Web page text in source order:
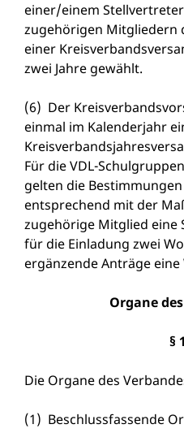
einer/einem
zugehörigen Mitgliedern
einer
zwei Jahre gewählt.
(6) Der
einmal im Kalenderjahr
Für die VDL-
gelten die
entsprechend mit der
zugehörige Mitglied eine
für die Einladung zwei
ergänzende Anträge
Organe
§
Die Organe des
(1) Beschlussfassende